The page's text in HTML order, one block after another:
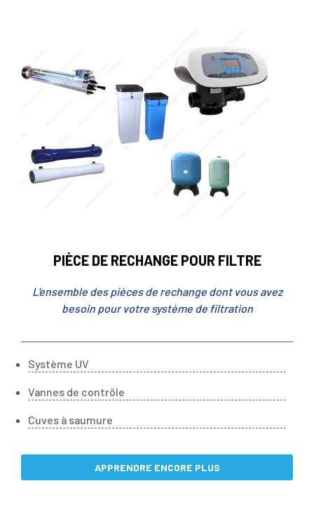
PIÈCE DE RECHANGE POUR FILTRE
L'ensemble des pièces de rechange dont vous avez
besoin pour votre système de filtration
Système UV
Vannes de contrôle
Cuves à saumure
APPRENDRE ENCORE PLUS